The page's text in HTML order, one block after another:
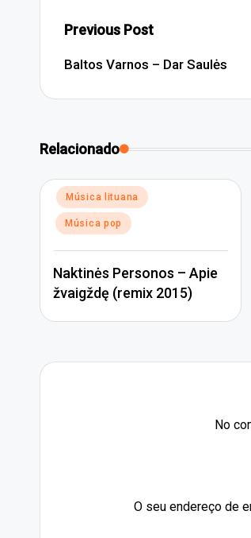
Post
navigation
Previous Post
Baltos Varnos – Dar Saulės
Relacionado
Posted
in
Música lituana
Música pop
Naktinės Personos – Apie
žvaigždę (remix 2015)
No
O seu endereço de